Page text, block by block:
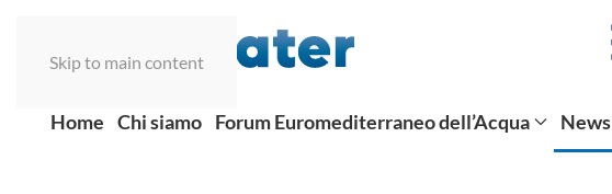
Skip to main content
Home Chi siamo Forum Euromediterraneo dell’Acqua News